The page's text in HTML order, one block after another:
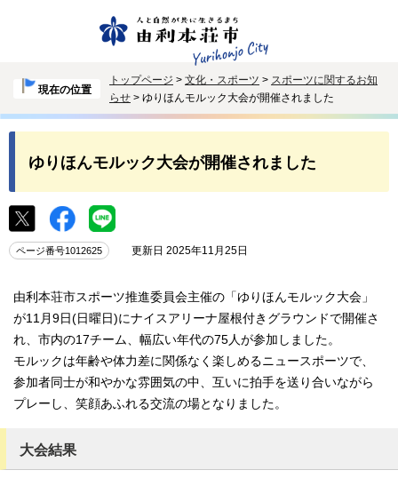
現在の位置
トップページ > 文化・スポーツ > スポーツに関するお知
らせ > ゆりほんモルック大会が開催されました
ゆりほんモルック大会が開催されました
ページ番号1012625 更新日 2025年11月25日
由利本荘市スポーツ推進委員会主催の「ゆりほんモルック大会」
が11月9日(日曜日)にナイスアリーナ屋根付きグラウンドで開催さ
れ、市内の17チーム、幅広い年代の75人が参加しました。
モルックは年齢や体力差に関係なく楽しめるニュースポーツで、
参加者同士が和やかな雰囲気の中、互いに拍手を送り合いながら
プレーし、笑顔あふれる交流の場となりました。
大会結果